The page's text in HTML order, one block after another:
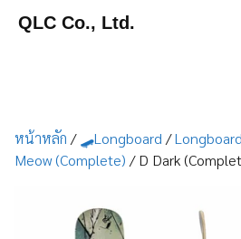
QLC Co., Ltd.
หน้าหลัก / 🛹Longboard /
Meow (Complete) / D Dark